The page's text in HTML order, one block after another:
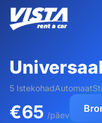
Universaal
5 IstekohadAutomaat
€65 /päev